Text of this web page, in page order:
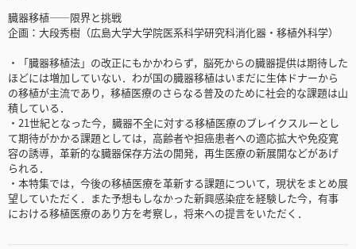
臓器移植――限界と挑戦
企画：大段秀樹（広島大学大学院医系科学研究科消化器・移植外科学）
・「臓器移植法」の改正にもかかわらず，脳死からの臓器提供は期待した
ほどには増加していない．わが国の臓器移植はいまだに生体ドナーから
の移植が主流であり，移植医療のさらなる普及のために社会的な課題は山
積している．
・21世紀となった今，臓器不全に対する移植医療のブレイクスルーとし
て期待がかかる課題としては，高齢者や担癌患者への適応拡大や免疫寛
容の誘導，革新的な臓器保存方法の開発，再生医療の新展開などがあげ
られる．
・本特集では，今後の移植医療を革新する課題について，現状をまとめ展
望していただく．また予想もしなかった新興感染症を経験した今，有事
における移植医療のあり方を考察し，将来への提言をいただく．